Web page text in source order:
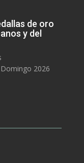
de oro
y del
2026